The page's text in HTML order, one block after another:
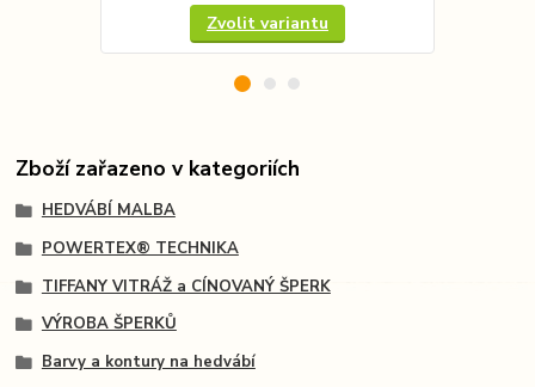
Zvolit variantu
Zboží zařazeno v kategoriích
HEDVÁBÍ MALBA
POWERTEX® TECHNIKA
TIFFANY VITRÁŽ a CÍNOVANÝ ŠPERK
VÝROBA ŠPERKŮ
Barvy a kontury na hedvábí